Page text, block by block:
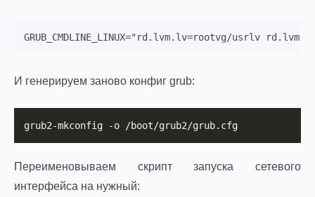
И генерируем заново конфиг grub:
grub2-mkconfig -o /boot/grub2/grub.cfg
Переименовываем скрипт запуска сетевого
интерфейса на нужный: